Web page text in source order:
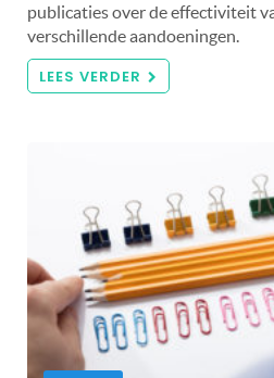
publicaties over de effectiviteit
verschillende aandoeningen.
LEES VERDER